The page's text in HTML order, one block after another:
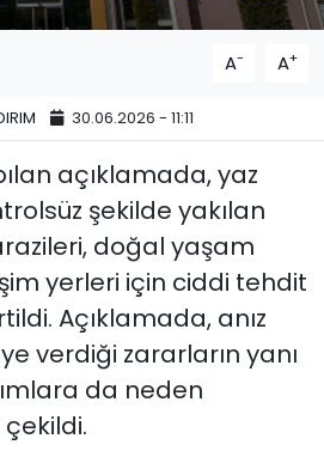
A- A+
30.06.2026 - 11:11
açıklamada, yaz
şekilde yakılan
doğal yaşam
yerleri için ciddi tehdit
Açıklamada, anız
verdiği zararların yanı
da neden